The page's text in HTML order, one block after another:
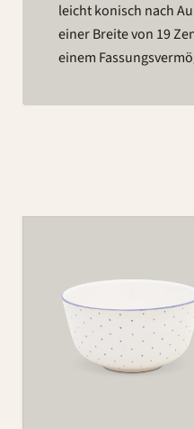
leicht konisch nach
einer Breite von 19
einem
Alltag. Ob Kaltschale,